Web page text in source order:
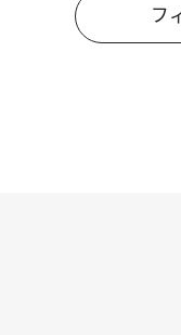
フ